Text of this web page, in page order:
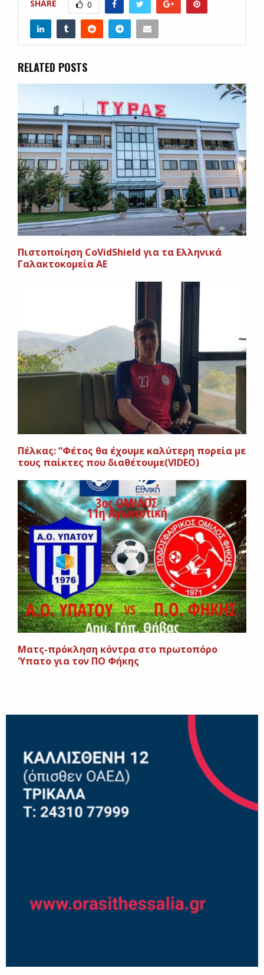
SHARE 0
RELATED POSTS
Πιστοποίηση CoVidShield για τα Ελληνικά
Γαλακτοκομεία ΑΕ
Πέλκας: “Φέτος θα έχουμε καλύτερη πορεία με
τους παίκτες που διαθέτουμε(VIDEO)
Ματς-πρόκληση κόντρα στο πρωτοπόρο
‘Υπατο για τον ΠΟ Φήκης